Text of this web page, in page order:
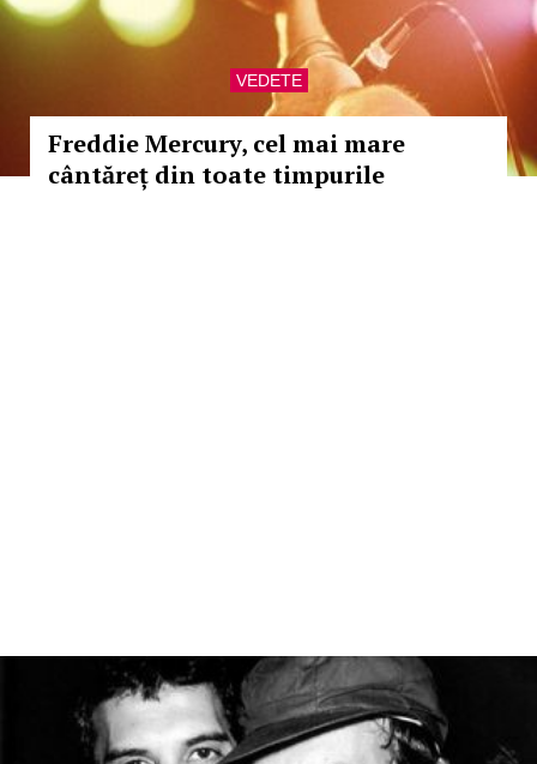
VEDETE
Freddie Mercury, cel mai mare
cântăreț din toate timpurile